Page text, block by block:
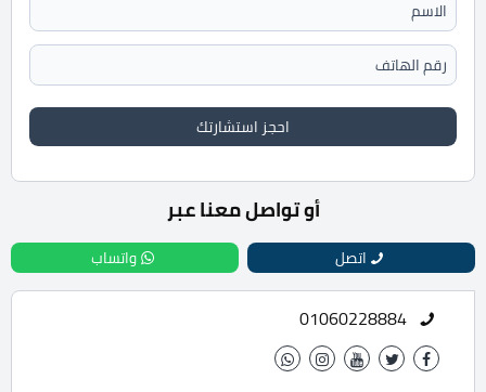
احجز استشارتك
أو تواصل معنا عبر
اتصل واتساب
01060228884